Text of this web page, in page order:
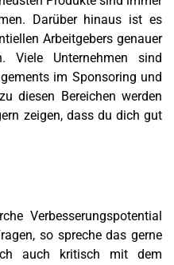
Darüber hinaus ist es
Arbeitgebers genauer
Viele Unternehmen sind
im Sponsoring und
diesen Bereichen werden
zeigen, dass du dich gut
Verbesserungspotential
so spreche das gerne
auch kritisch mit dem